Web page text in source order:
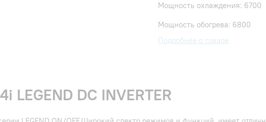
Мощность охлаждения: 6700
Мощность обогрева: 6800
Подробнее о товаре
LEGEND DC INVERTER